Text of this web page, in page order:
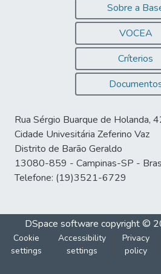
Sobre a
VOCEA
Críterios
Rua Sérgio Buarque de Holanda,
Cidade Univesitária Zeferino Vaz
Distrito de Barão Geraldo
13080-859 - Campinas-SP -
Telefone: (19)3521-6729
DSpace software copyright ©
Cookie
settings
Accessibility
settings
Privacy
policy